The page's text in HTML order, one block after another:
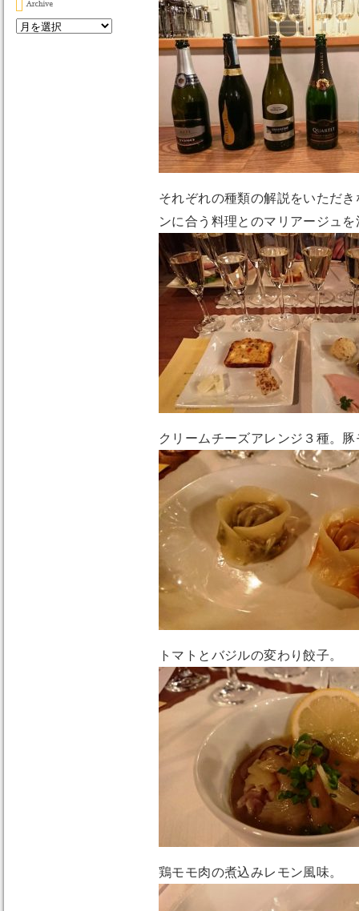
それぞれの種類の解説をいただ
ンに合う料理とのマリアージュ
クリームチーズアレンジ３種。
トマトとバジルの変わり餃子。
鶏モモ肉の煮込みレモン風味。